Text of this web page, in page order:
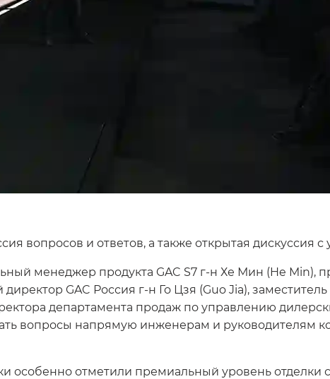
вопросов и ответов, а также открытая дискуссия
менеджер продукта GAC S7 г-н Хе Мин (He Min),
GAC Россия г-н Го Цзя (Guo Jia),
департамента продаж по управлению
вопросы напрямую инженерам и руководителям
особенно отметили премиальный уровень